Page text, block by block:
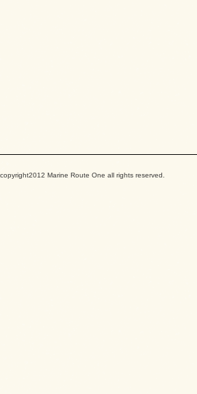
copyright2012 Marine Route One all rights reserved.